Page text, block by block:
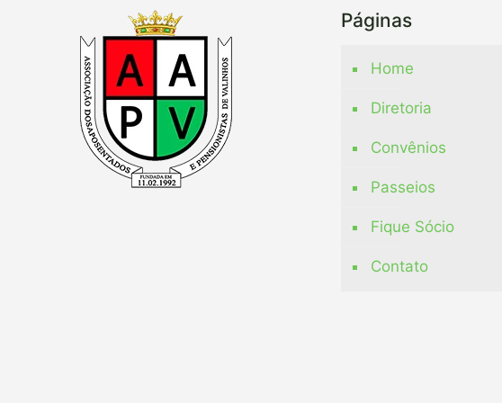
Páginas
Home
Diretoria
Convênios
Passeios
Fique Sócio
Contato